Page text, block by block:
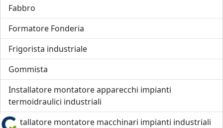
Fabbro
Formatore Fonderia
Frigorista industriale
Gommista
Installatore montatore apparecchi impianti
termoidraulici industriali
Installatore montatore macchinari impianti industriali